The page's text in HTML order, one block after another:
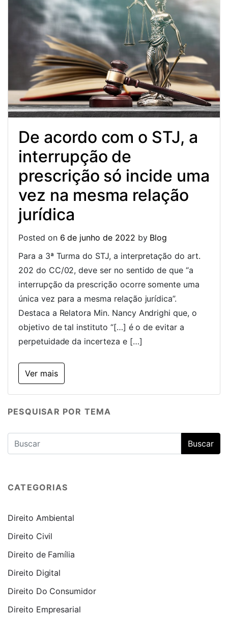
De acordo com o STJ, a
interrupção de
prescrição só incide uma
vez na mesma relação
jurídica
Posted on 6 de junho de 2022 by Blog
Para a 3ª Turma do STJ, a interpretação do art.
202 do CC/02, deve ser no sentido de que “a
interrupção da prescrição ocorre somente uma
única vez para a mesma relação jurídica”.
Destaca a Relatora Min. Nancy Andrighi que, o
objetivo de tal instituto “[…] é o de evitar a
perpetuidade da incerteza e […]
Ver mais
PESQUISAR POR TEMA
CATEGORIAS
Direito Ambiental
Direito Civil
Direito de Família
Direito Digital
Direito Do Consumidor
Direito Empresarial